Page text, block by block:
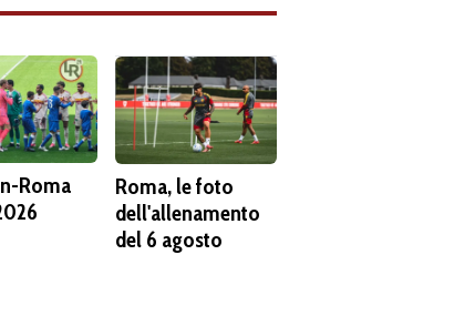
Roma
Roma, le foto
dell'allenamento
del 6 agosto